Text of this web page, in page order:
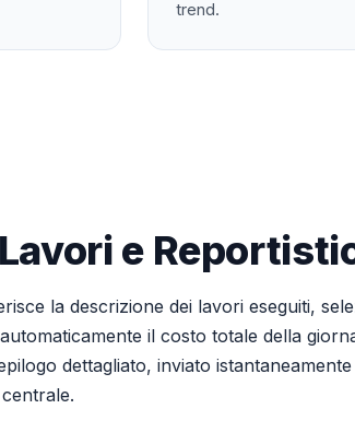
trend.
e
la descrizione dei lavori eseguiti,
il costo totale della
dettagliato, inviato istantaneamente